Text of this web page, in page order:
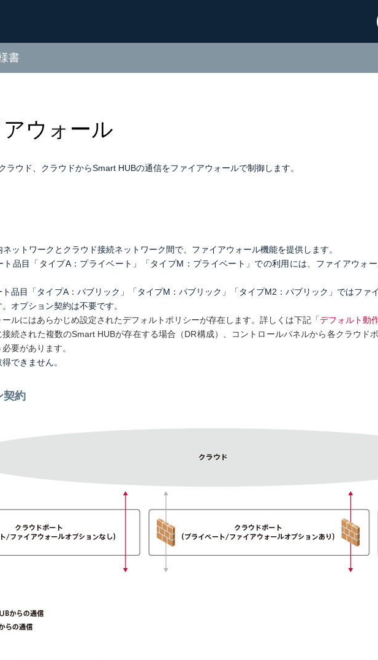
書
ウォール
ラウド、クラウドからSmart HUBの通信をファイアウォールで制御します。
ットワークとクラウド接続ネットワーク間で、ファイアウォール機能を提供します。
ト品目「タイプA：プライベート」「タイプM：プライベート」での利用には、ファイアウォ
ト品目「タイプA：パブリック」「タイプM：パブリック」「タイプM2：パブリック」ではファ
オプション契約は不要です。
ールにはあらかじめ設定されたデフォルトポリシーが存在します。詳しくは下記「デフォルト動
接続された複数のSmart HUBが存在する場合（DR構成）、コントロールパネルから各クラウド
要があります。
できません。
契約